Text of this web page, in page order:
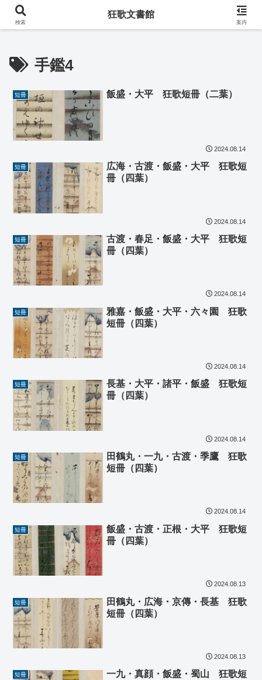
阿波の狂歌師・遠藤春足コレクション
手鑑4
短冊 飯盛・大平 狂歌短冊（二葉）
2024.08.14
短冊
広海・古渡・飯盛・大平 狂歌短
冊（四葉）
2024.08.14
短冊
古渡・春足・飯盛・大平 狂歌短
冊（四葉）
2024.08.14
短冊
雅嘉・飯盛・大平・六々園 狂歌
短冊（四葉）
2024.08.14
短冊
長基・大平・諸平・飯盛 狂歌短
冊（四葉）
2024.08.14
短冊
田鶴丸・一九・古渡・季鷹 狂歌
短冊（四葉）
2024.08.14
短冊
飯盛・古渡・正根・大平 狂歌短
冊（四葉）
2024.08.13
短冊
田鶴丸・広海・京傳・長基 狂歌
短冊（四葉）
2024.08.13
短冊
一九・真顔・飯盛・蜀山 狂歌短
検索
狂歌文書館
案内